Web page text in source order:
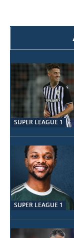
SUPER LEAGUE 1
SUPER LEAGUE 1